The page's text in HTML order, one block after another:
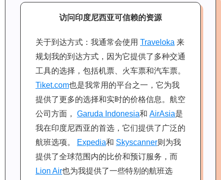
访问印度尼西亚可信赖的资源
关于到达方式：我通常会使用 Traveloka 来
规划我的到达方式，因为它提供了多种交通
工具的选择，包括机票、火车票和汽车票。
Tiket.com也是我常用的平台之一，它为我
提供了更多的选择和实时的价格信息。航空
公司方面， Garuda Indonesia和 AirAsia是
我在印度尼西亚的首选，它们提供了广泛的
航班选项。
Expedia和 Skyscanner则为我
提供了全球范围内的比价和预订服务，而
Lion Air也为我提供了一些特别的航班选